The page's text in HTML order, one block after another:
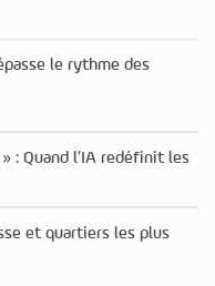
le rythme des
: Quand l’IA redéfinit les
et quartiers les plus